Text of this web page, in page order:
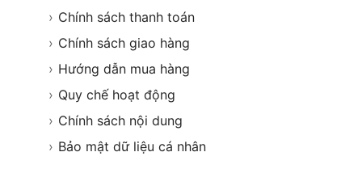
› Chính sách thanh toán
› Chính sách giao hàng
› Hướng dẫn mua hàng
› Quy chế hoạt động
› Chính sách nội dung
› Bảo mật dữ liệu cá nhân